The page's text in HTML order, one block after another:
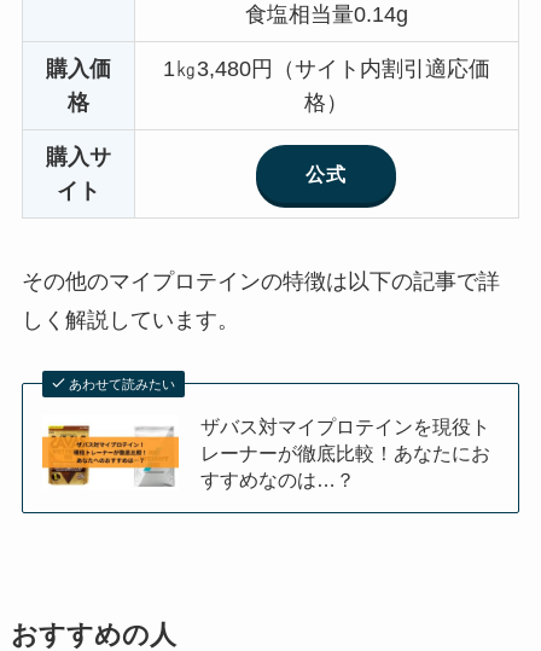
食塩相当量0.14g
購入価
格
1㎏3,480円（サイト内割引適応価
格）
購入サ
イト
公式
その他のマイプロテインの特徴は以下の記事で詳
しく解説しています。
あわせて読みたい
ザバス対マイプロテインを現役ト
レーナーが徹底比較！あなたにお
すすめなのは…？
おすすめの人